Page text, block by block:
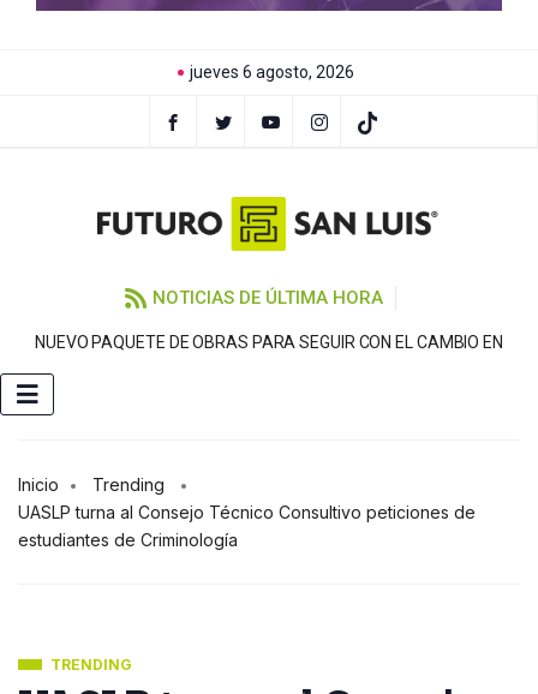
jueves 6 agosto, 2026
NOTICIAS DE ÚLTIMA HORA
NUEVO PAQUETE DE OBRAS PARA SEGUIR CON EL CAMBIO EN
Inicio
Trending
UASLP turna al Consejo Técnico Consultivo peticiones de
estudiantes de Criminología
TRENDING